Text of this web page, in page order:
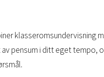
klasseromsundervisning
pensum i ditt eget tempo,